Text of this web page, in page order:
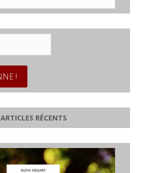
ARTICLES RÉCENTS